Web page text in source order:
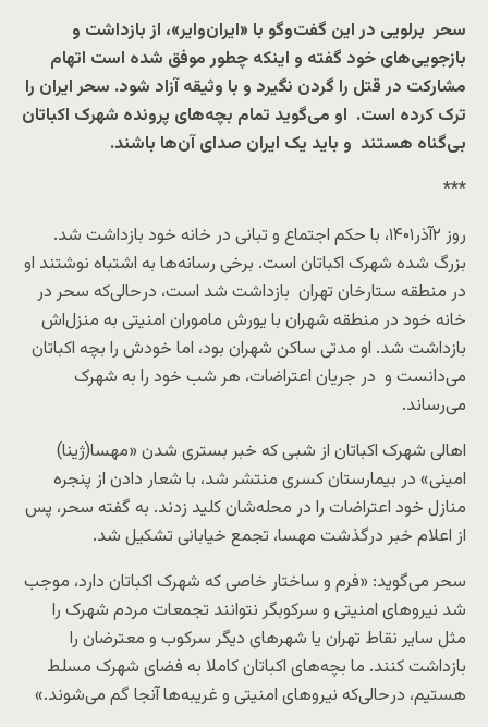
سحر برلویی در این گفت‌وگو با «ایران‌وایر»، از بازداشت و
بازجویی‌های خود گفته و اینکه چطور موفق شده است اتهام
مشارکت در قتل را گردن نگیرد و با وثیقه آزاد شود. سحر ایران را
ترک کرده است. او می‌گوید تمام بچه‌های پرونده شهرک اکباتان
بی‌گناه هستند و باید یک ایران صدای آن‌ها باشند.
***
روز ۲آذر۱۴۰۱، با حکم اجتماع و تبانی در خانه خود بازداشت شد.
بزرگ شده شهرک اکباتان است. برخی رسانه‌ها به اشتباه نوشتند او
در منطقه ستارخان تهران بازداشت شد است، در‌حالی‌که سحر در
خانه خود در منطقه شهران با یورش ماموران امنیتی به منزل‌اش
بازداشت شد. او مدتی ساکن شهران بود، اما خودش را بچه اکباتان
می‌دانست و در جریان اعتراضات، هر شب خود را به شهرک
می‌رساند.
اهالی شهرک اکباتان از شبی که خبر بستری شدن «مهسا(ژینا)
امینی» در بیمارستان کسری منتشر شد، با شعار دادن از پنجره‌
منازل خود اعتراضات را در محله‌شان کلید زدند. به گفته سحر، پس
از اعلام خبر درگذشت مهسا، تجمع خیابانی تشکیل شد.
سحر می‌گوید: «فرم و ساختار خاصی که شهرک اکباتان دارد، موجب
شد نیروهای امنیتی و سرکوبگر نتوانند تجمعات مردم شهرک را
مثل سایر نقاط تهران یا شهرهای دیگر سرکوب و معترضان را
بازداشت کنند. ما بچه‌‌های اکباتان کاملا به فضای شهرک مسلط
هستیم، در‌حالی‌که نیروهای امنیتی و غریبه‌ها آنجا گم می‌شوند.»